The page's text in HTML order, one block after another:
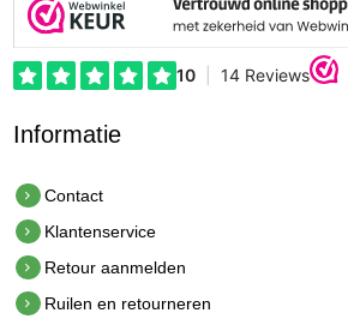
Informatie
Contact
Klantenservice
Retour aanmelden
Ruilen en retourneren